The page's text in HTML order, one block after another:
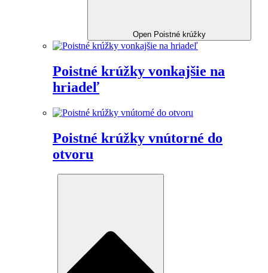
Open Poistné krúžky
Poistné krúžky vonkajšie na
hriadeľ
Poistné krúžky vnútorné do
otvoru